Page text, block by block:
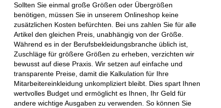
Sollten Sie einmal große Größen oder Übergrößen
benötigen, müssen Sie in unserem Onlineshop keine
zusätzlichen Kosten befürchten. Bei uns zahlen Sie für alle
Artikel den gleichen Preis, unabhängig von der Größe.
Während es in der Berufsbekleidungsbranche üblich ist,
Zuschläge für größere Größen zu erheben, verzichten wir
bewusst auf diese Praxis. Wir setzen auf einfache und
transparente Preise, damit die Kalkulation für Ihre
Mitarbeitereinkleidung unkompliziert bleibt. Dies spart Ihnen
wertvolles Budget und ermöglicht es Ihnen, Ihr Geld für
andere wichtige Ausgaben zu verwenden. So können Sie